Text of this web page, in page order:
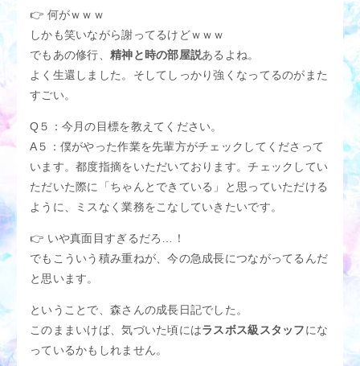
👉 何がｗｗｗ
しかも笑いながら謝ってるけどｗｗｗ
でもあの修行、 精神と時の部屋説あるよね。
よく生還しました。そしてしっかり強くなってるのがまた
すごい。
Q５：今月の目標を教えてください。
A５：僕がやった作業を先輩方がチェックしてくださって
います。都度指摘をいただいております。チェックしてい
ただいた際に「ちゃんとできている」と思っていただける
ように、ミスなく業務をこなしていきたいです。
👉 いや真面目すぎるだろ…！
でもこういう積み重ねが、今の急成長につながってるんだ
と思います。
ということで、森さんの成長日記でした。
このままいけば、気づいた頃にはラスボス級スタッフにな
っているかもしれません。